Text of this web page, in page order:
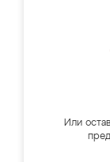
Или